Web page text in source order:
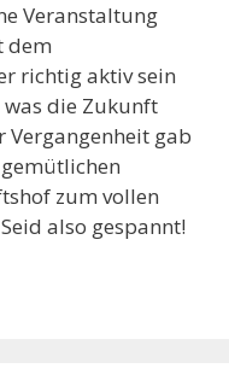
Veranstaltung
dem
richtig aktiv sein
was die Zukunft
Vergangenheit gab
gemütlichen
zum vollen
also gespannt!